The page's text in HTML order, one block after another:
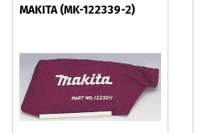
MAKITA (MK-122339-2)